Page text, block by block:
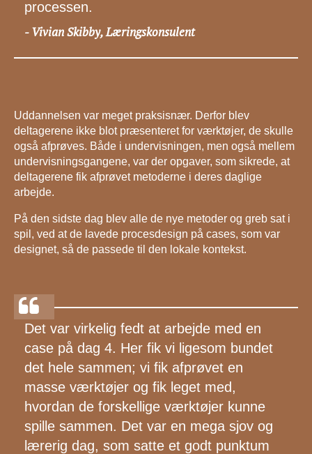
processen.
-Vivian Skibby, Læringskonsulent
Uddannelsen var meget praksisnær. Derfor blev
deltagerene ikke blot præsenteret for værktøjer, de skulle
også afprøves. Både i undervisningen, men også mellem
undervisningsgangene, var der opgaver, som sikrede, at
deltagerene fik afprøvet metoderne i deres daglige
arbejde.
På den sidste dag blev alle de nye metoder og greb sat i
spil, ved at de lavede procesdesign på cases, som var
designet, så de passede til den lokale kontekst.
Det var virkelig fedt at arbejde med en
case på dag 4. Her fik vi ligesom bundet
det hele sammen; vi fik afprøvet en
masse værktøjer og fik leget med,
hvordan de forskellige værktøjer kunne
spille sammen. Det var en mega sjov og
lærerig dag, som satte et godt punktum